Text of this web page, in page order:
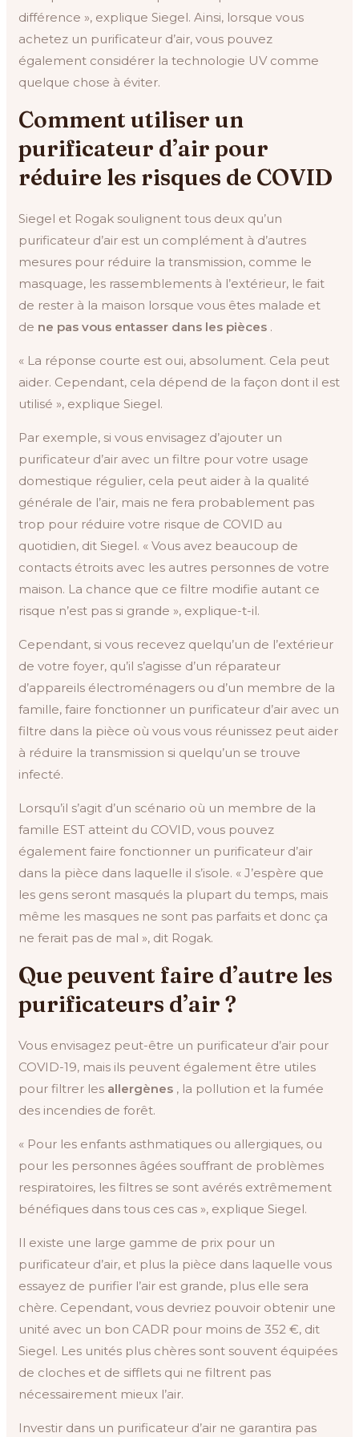
différence », explique Siegel. Ainsi, lorsque vous
achetez un purificateur d’air, vous pouvez
également considérer la technologie UV comme
quelque chose à éviter.
Comment utiliser un
purificateur d’air pour
réduire les risques de COVID
Siegel et Rogak soulignent tous deux qu’un
purificateur d’air est un complément à d’autres
mesures pour réduire la transmission, comme le
masquage, les rassemblements à l’extérieur, le fait
de rester à la maison lorsque vous êtes malade et
de ne pas vous entasser dans les pièces .
« La réponse courte est oui, absolument. Cela peut
aider. Cependant, cela dépend de la façon dont il est
utilisé », explique Siegel.
Par exemple, si vous envisagez d’ajouter un
purificateur d’air avec un filtre pour votre usage
domestique régulier, cela peut aider à la qualité
générale de l’air, mais ne fera probablement pas
trop pour réduire votre risque de COVID au
quotidien, dit Siegel. « Vous avez beaucoup de
contacts étroits avec les autres personnes de votre
maison. La chance que ce filtre modifie autant ce
risque n’est pas si grande », explique-t-il.
Cependant, si vous recevez quelqu’un de l’extérieur
de votre foyer, qu’il s’agisse d’un réparateur
d’appareils électroménagers ou d’un membre de la
famille, faire fonctionner un purificateur d’air avec un
filtre dans la pièce où vous vous réunissez peut aider
à réduire la transmission si quelqu’un se trouve
infecté.
Lorsqu’il s’agit d’un scénario où un membre de la
famille EST atteint du COVID, vous pouvez
également faire fonctionner un purificateur d’air
dans la pièce dans laquelle il s’isole. « J’espère que
les gens seront masqués la plupart du temps, mais
même les masques ne sont pas parfaits et donc ça
ne ferait pas de mal », dit Rogak.
Que peuvent faire d’autre les
purificateurs d’air ?
Vous envisagez peut-être un purificateur d’air pour
COVID-19, mais ils peuvent également être utiles
pour filtrer les allergènes , la pollution et la fumée
des incendies de forêt.
« Pour les enfants asthmatiques ou allergiques, ou
pour les personnes âgées souffrant de problèmes
respiratoires, les filtres se sont avérés extrêmement
bénéfiques dans tous ces cas », explique Siegel.
Il existe une large gamme de prix pour un
purificateur d’air, et plus la pièce dans laquelle vous
essayez de purifier l’air est grande, plus elle sera
chère. Cependant, vous devriez pouvoir obtenir une
unité avec un bon CADR pour moins de 352 €, dit
Siegel. Les unités plus chères sont souvent équipées
de cloches et de sifflets qui ne filtrent pas
nécessairement mieux l’air.
Investir dans un purificateur d’air ne garantira pas